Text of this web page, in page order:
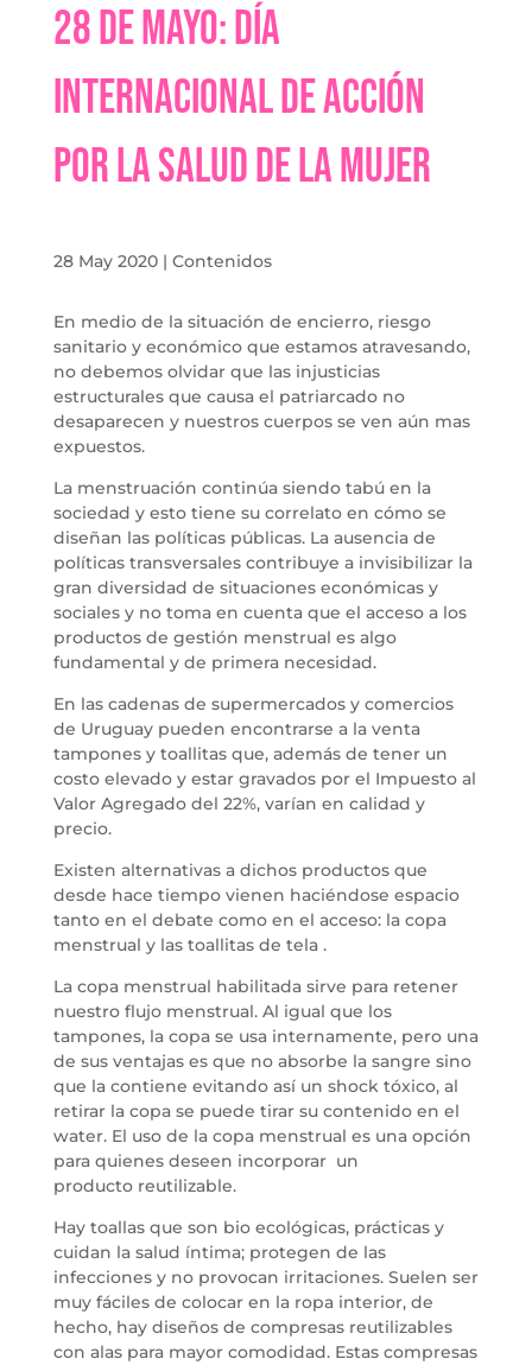
28 de Mayo: Día
Internacional de Acción
por la Salud de la Mujer
28 May 2020| Contenidos
En medio de la situación de encierro, riesgo
sanitario y económico que estamos atravesando,
no debemos olvidar que las injusticias
estructurales que causa el patriarcado no
desaparecen y nuestros cuerpos se ven aún mas
expuestos.
La menstruación continúa siendo tabú en la
sociedad y esto tiene su correlato en cómo se
diseñan las políticas públicas. La ausencia de
políticas transversales contribuye a invisibilizar la
gran diversidad de situaciones económicas y
sociales y no toma en cuenta que el acceso a los
productos de gestión menstrual es algo
fundamental y de primera necesidad.
En las cadenas de supermercados y comercios
de Uruguay pueden encontrarse a la venta
tampones y toallitas que, además de tener un
costo elevado y estar gravados por el Impuesto al
Valor Agregado del 22%, varían en calidad y
precio.
Existen alternativas a dichos productos que
desde hace tiempo vienen haciéndose espacio
tanto en el debate como en el acceso: la copa
menstrual y las toallitas de tela .
La copa menstrual habilitada sirve para retener
nuestro flujo menstrual. Al igual que los
tampones, la copa se usa internamente, pero una
de sus ventajas es que no absorbe la sangre sino
que la contiene evitando así un shock tóxico, al
retirar la copa se puede tirar su contenido en el
water. El uso de la copa menstrual es una opción
para quienes deseen incorporar un
producto reutilizable.
Hay toallas que son bio ecológicas, prácticas y
cuidan la salud íntima; protegen de las
infecciones y no provocan irritaciones. Suelen ser
muy fáciles de colocar en la ropa interior, de
hecho, hay diseños de compresas reutilizables
con alas para mayor comodidad. Estas compresas